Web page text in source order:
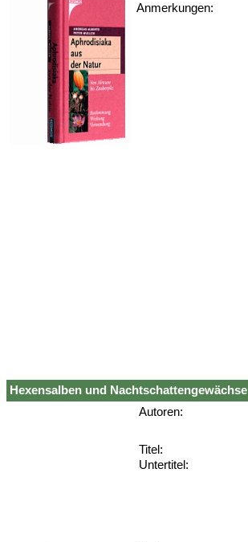
Anmerkungen:
Hexensalben und Nachtschattengewächse
Autoren:
Titel:
Untertitel: